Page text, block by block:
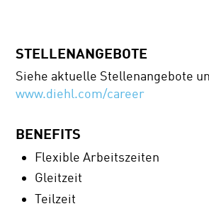
STELLENANGEBOTE
Siehe aktuelle Stellenangebote
www.diehl.com/career
BENEFITS
Flexible Arbeitszeiten
Gleitzeit
Teilzeit